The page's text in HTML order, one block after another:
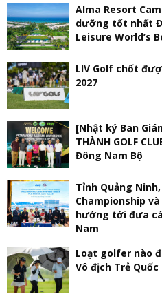
Alma Resort
dưỡng tốt nhất
Leisure World’s
LIV Golf chốt
2027
[Nhật ký Ban
THÀNH GOLF
Đông Nam Bộ
Tỉnh Quảng
Championship
hướng tới đưa
Nam
Loạt golfer nào
Vô địch Trẻ Quốc